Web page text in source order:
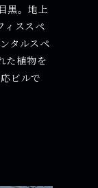
黒。地上
ィススペ
タルスペ
た植物を
ビルで